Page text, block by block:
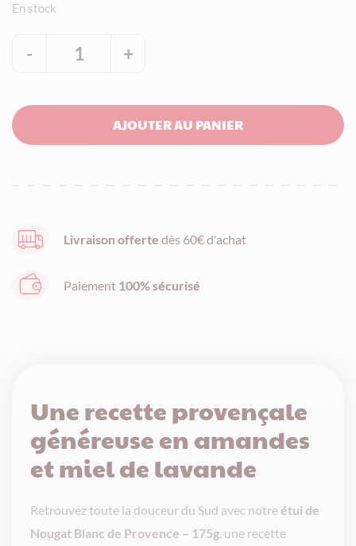
En stock
-
Etui
de
aux
Françaises
1 +
AJOUTER AU PANIER
Livraison offerte dès 60€ d'achat
Paiement 100% sécurisé
Une recette provençale
généreuse en amandes
et miel de lavande
Retrouvez toute la douceur du Sud avec notreétui de
Nougat Blanc de Provence – 175g, une recette